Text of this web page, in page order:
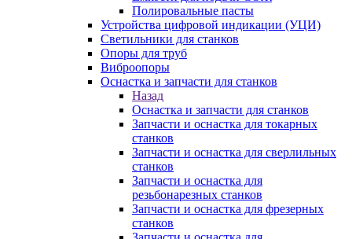
Полировальные пасты
Устройства цифровой индикации (УЦИ)
Светильники для станков
Опоры для труб
Виброопоры
Оснастка и запчасти для станков
Назад
Оснастка и запчасти для станков
Запчасти и оснастка для токарных
станков
Запчасти и оснастка для сверлильных
станков
Запчасти и оснастка для
резьбонарезных станков
Запчасти и оснастка для фрезерных
станков